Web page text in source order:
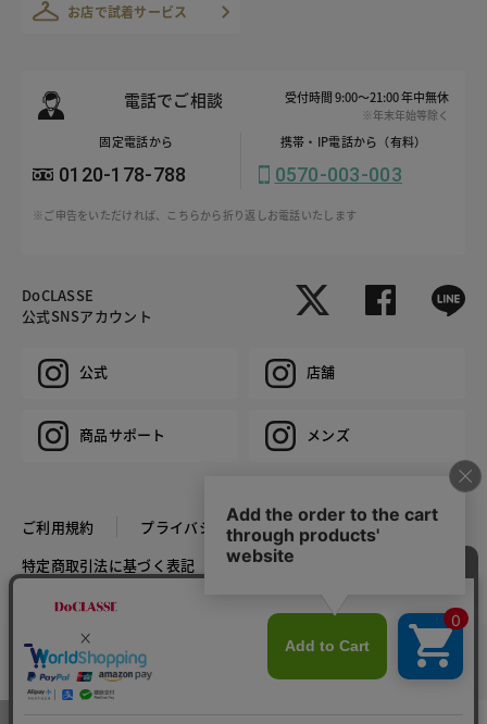
カラー・サイズを選択する
お店で試着サービス
電話でご相談 受付時間 9:00～21:00 年中無休
※年末年始等除く
固定電話から
0120-178-788
携帯・IP電話から（有料）
0570-003-003
※ご申告をいただければ、こちらから折り返しお電話いたします
DoCLASSE
公式SNSアカウント
公式 店舗
商品サポート メンズ
ご利用規約
プライバシーポリシー
特定商取引法に基づく表記
推奨環境
COPYRIGHT © DoCLASSE ALL RIGHTS RESERVED.